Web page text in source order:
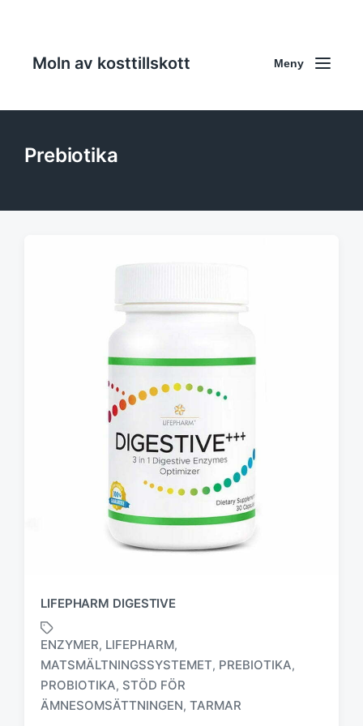
Moln av kosttillskott Meny
Prebiotika
LIFEPHARM DIGESTIVE
ä
r
ENZYMER, LIFEPHARM,
MATSMÄLTNINGSSYSTEMET, PREBIOTIKA,
PROBIOTIKA, STÖD FÖR
ÄMNESOMSÄTTNINGEN, TARMAR